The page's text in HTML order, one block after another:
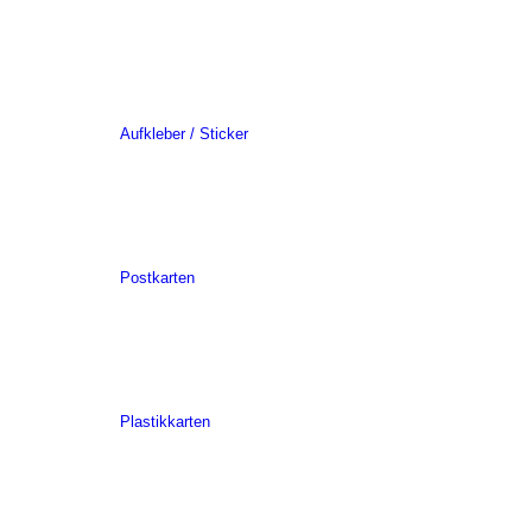
Aufkleber / Sticker
Postkarten
Plastikkarten